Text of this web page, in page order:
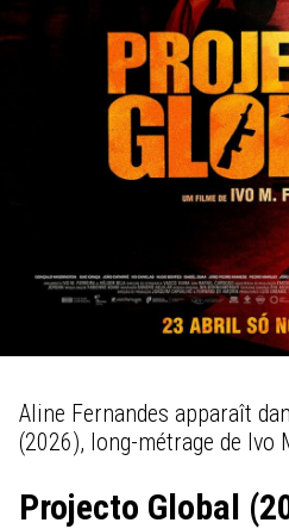
Aline Fernandes apparaît
(2026), long-métrage de Ivo
Projecto Global